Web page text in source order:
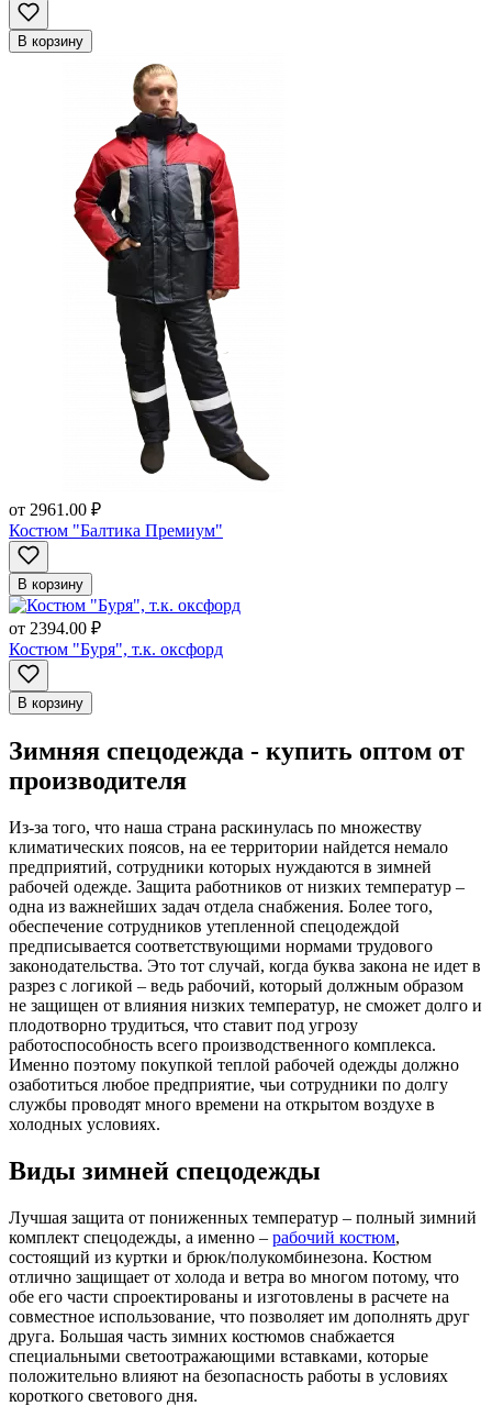
В корзину
от 2961.00 ₽
Костюм "Балтика Премиум"
В корзину
от 2394.00 ₽
Костюм "Буря", т.к. оксфорд
В корзину
Зимняя спецодежда - купить оптом от
производителя
Из-за того, что наша страна раскинулась по множеству
климатических поясов, на ее территории найдется немало
предприятий, сотрудники которых нуждаются в зимней
рабочей одежде. Защита работников от низких температур –
одна из важнейших задач отдела снабжения. Более того,
обеспечение сотрудников утепленной спецодеждой
предписывается соответствующими нормами трудового
законодательства. Это тот случай, когда буква закона не идет в
разрез с логикой – ведь рабочий, который должным образом
не защищен от влияния низких температур, не сможет долго и
плодотворно трудиться, что ставит под угрозу
работоспособность всего производственного комплекса.
Именно поэтому покупкой теплой рабочей одежды должно
озаботиться любое предприятие, чьи сотрудники по долгу
службы проводят много времени на открытом воздухе в
холодных условиях.
Виды зимней спецодежды
Лучшая защита от пониженных температур – полный зимний
комплект спецодежды, а именно – рабочий костюм,
состоящий из куртки и брюк/полукомбинезона. Костюм
отлично защищает от холода и ветра во многом потому, что
обе его части спроектированы и изготовлены в расчете на
совместное использование, что позволяет им дополнять друг
друга. Большая часть зимних костюмов снабжается
специальными светоотражающими вставками, которые
положительно влияют на безопасность работы в условиях
короткого светового дня.